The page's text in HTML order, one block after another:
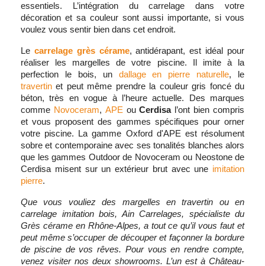
essentiels. L’intégration du carrelage dans votre
décoration et sa couleur sont aussi importante, si vous
voulez vous sentir bien dans cet endroit.
Le carrelage grès cérame, antidérapant, est idéal pour
réaliser les margelles de votre piscine. Il imite à la
perfection le bois, un dallage en pierre naturelle, le
travertin et peut même prendre la couleur gris foncé du
béton, très en vogue à l’heure actuelle. Des marques
comme Novoceram, APE ouCerdisal’ont bien compris
et vous proposent des gammes spécifiques pour orner
votre piscine. La gamme Oxford d'APE est résolument
sobre et contemporaine avec ses tonalités blanches alors
que les gammes Outdoor de Novoceram ou Neostone de
Cerdisa misent sur un extérieur brut avec une imitation
pierre.
Que vous vouliez des margelles en travertin ou en
carrelage imitation bois, Ain Carrelages, spécialiste du
Grès cérame en Rhône-Alpes, a tout ce qu’il vous faut et
peut même s’occuper de découper et façonner la bordure
de piscine de vos rêves. Pour vous en rendre compte,
venez visiter nos deux showrooms. L’un est à Château-